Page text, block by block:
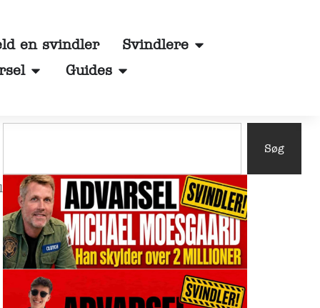
en svindler
Svindlere
Guides
Søg